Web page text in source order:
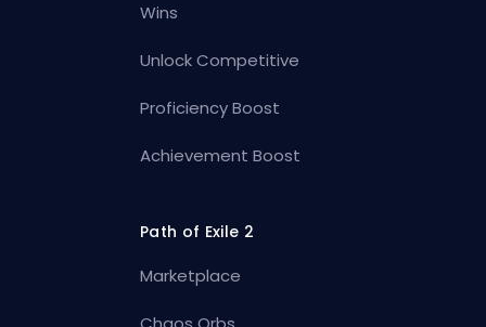
Wins
Unlock Competitive
Proficiency Boost
Achievement Boost
Path of Exile 2
Marketplace